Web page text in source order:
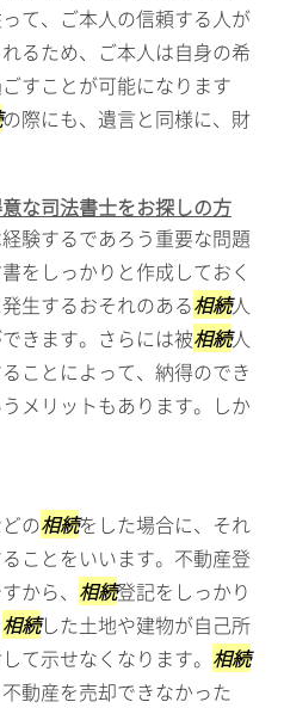
て、ご本人の信頼する人が
るため、ご本人は自身の希
すことが可能になります
の際にも、遺言と同様に、財
な司法書士をお探しの方
験するであろう重要な問題
をしっかりと作成しておく
生するおそれのある相続人
きます。さらには被相続人
ことによって、納得のでき
メリットもあります。しか
の相続をした場合に、それ
ことをいいます。不動産登
から、 相続登記をしっかり
相続した土地や建物が自己所
て示せなくなります。 相続
動産を売却できなかった